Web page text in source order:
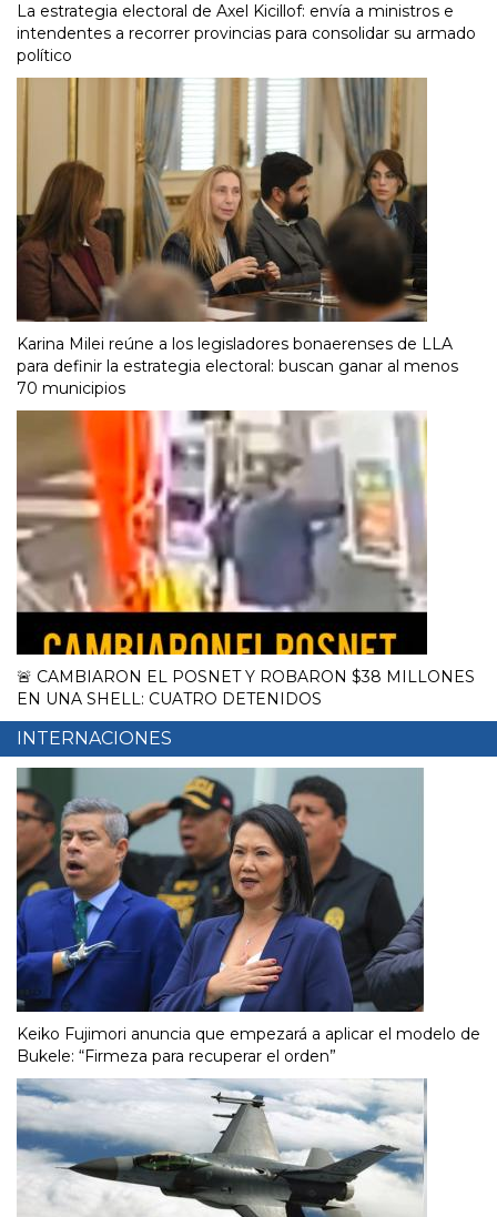
La estrategia electoral de Axel Kicillof: envía a ministros e
intendentes a recorrer provincias para consolidar su armado
político
Karina Milei reúne a los legisladores bonaerenses de LLA
para definir la estrategia electoral: buscan ganar al menos
70 municipios
🚨 CAMBIARON EL POSNET Y ROBARON $38 MILLONES
EN UNA SHELL: CUATRO DETENIDOS
INTERNACIONES
Keiko Fujimori anuncia que empezará a aplicar el modelo de
Bukele: “Firmeza para recuperar el orden”